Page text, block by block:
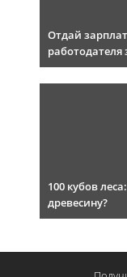
Отдай
работодателя
100 кубов
древесину?